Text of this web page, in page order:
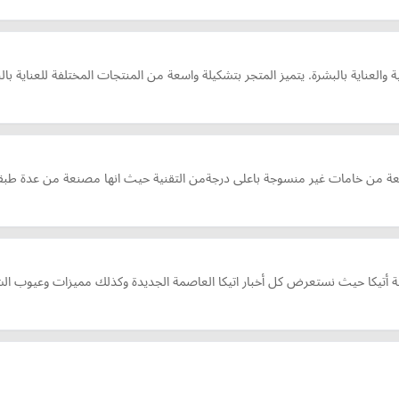
خامات غير منسوجة باعلى درجةمن التقنية حيث انها مصنعة من عدة طبقات
حيث نستعرض كل أخبار اتيكا العاصمة الجديدة وكذلك مميزات وعيوب